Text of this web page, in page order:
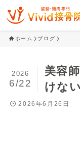
ホーム ブログ
美容
けな
2026
6/22
2026年6月26日